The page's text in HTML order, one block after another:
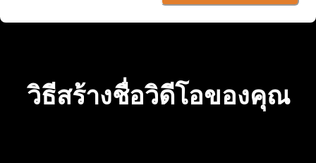
วิธีสร้างชื่อวิดีโอของคุณ